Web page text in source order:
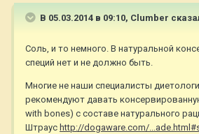
В 05.03.2014 в 09:10, Clumber
Соль, и то немного. В натуральной
специй нет и не должно быть.
Многие не наши специалисты
рекомендуют давать
with bones) с составе натурального
Штраус http://dogaware.com/